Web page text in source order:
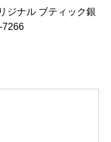
ジナル ブティック銀